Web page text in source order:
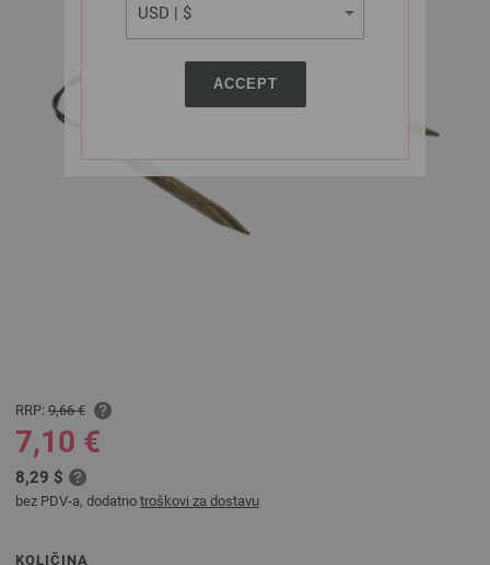
ACCEPT
RRP: 9,66 €
7,10 €
8,29 $
bez PDV-a, dodatno troškovi za dostavu
KOLIČINA